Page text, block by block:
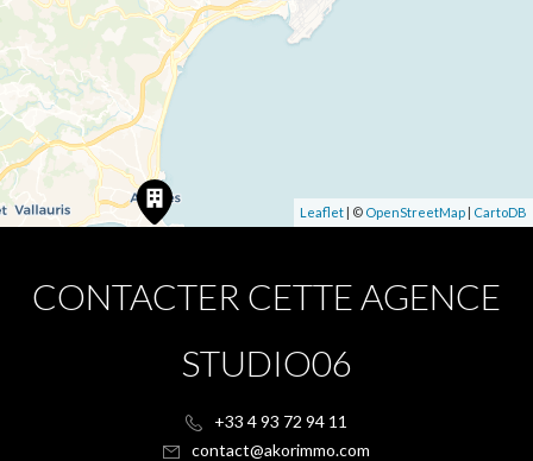
Leaflet | © OpenStreetMap | CartoDB
CONTACTER CETTE AGENCE
STUDIO06
+33 4 93 72 94 11
contact@akorimmo.com